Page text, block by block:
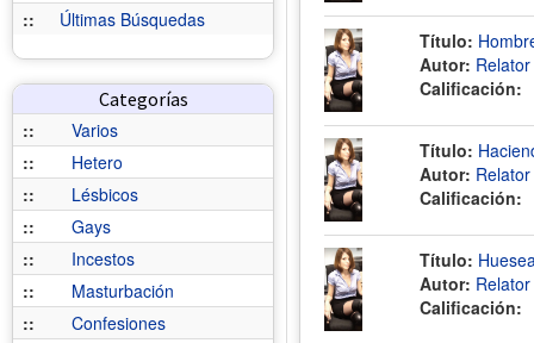
::
Últimas Búsquedas
Categorías
::
Varios
::
Hetero
::
Lésbicos
::
Gays
::
Incestos
::
Masturbación
::
Confesiones
Título:
Autor:
Calificación:
Título:
Autor:
Calificación:
Título:
Autor:
Calificación: